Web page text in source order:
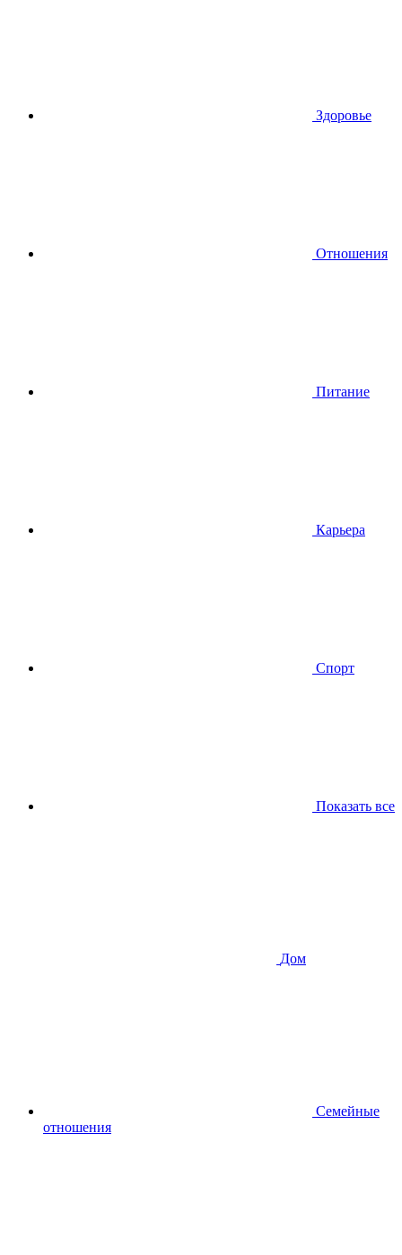
Здоровье
Отношения
Питание
Карьера
Спорт
Показать все
Дом
Семейные
отношения